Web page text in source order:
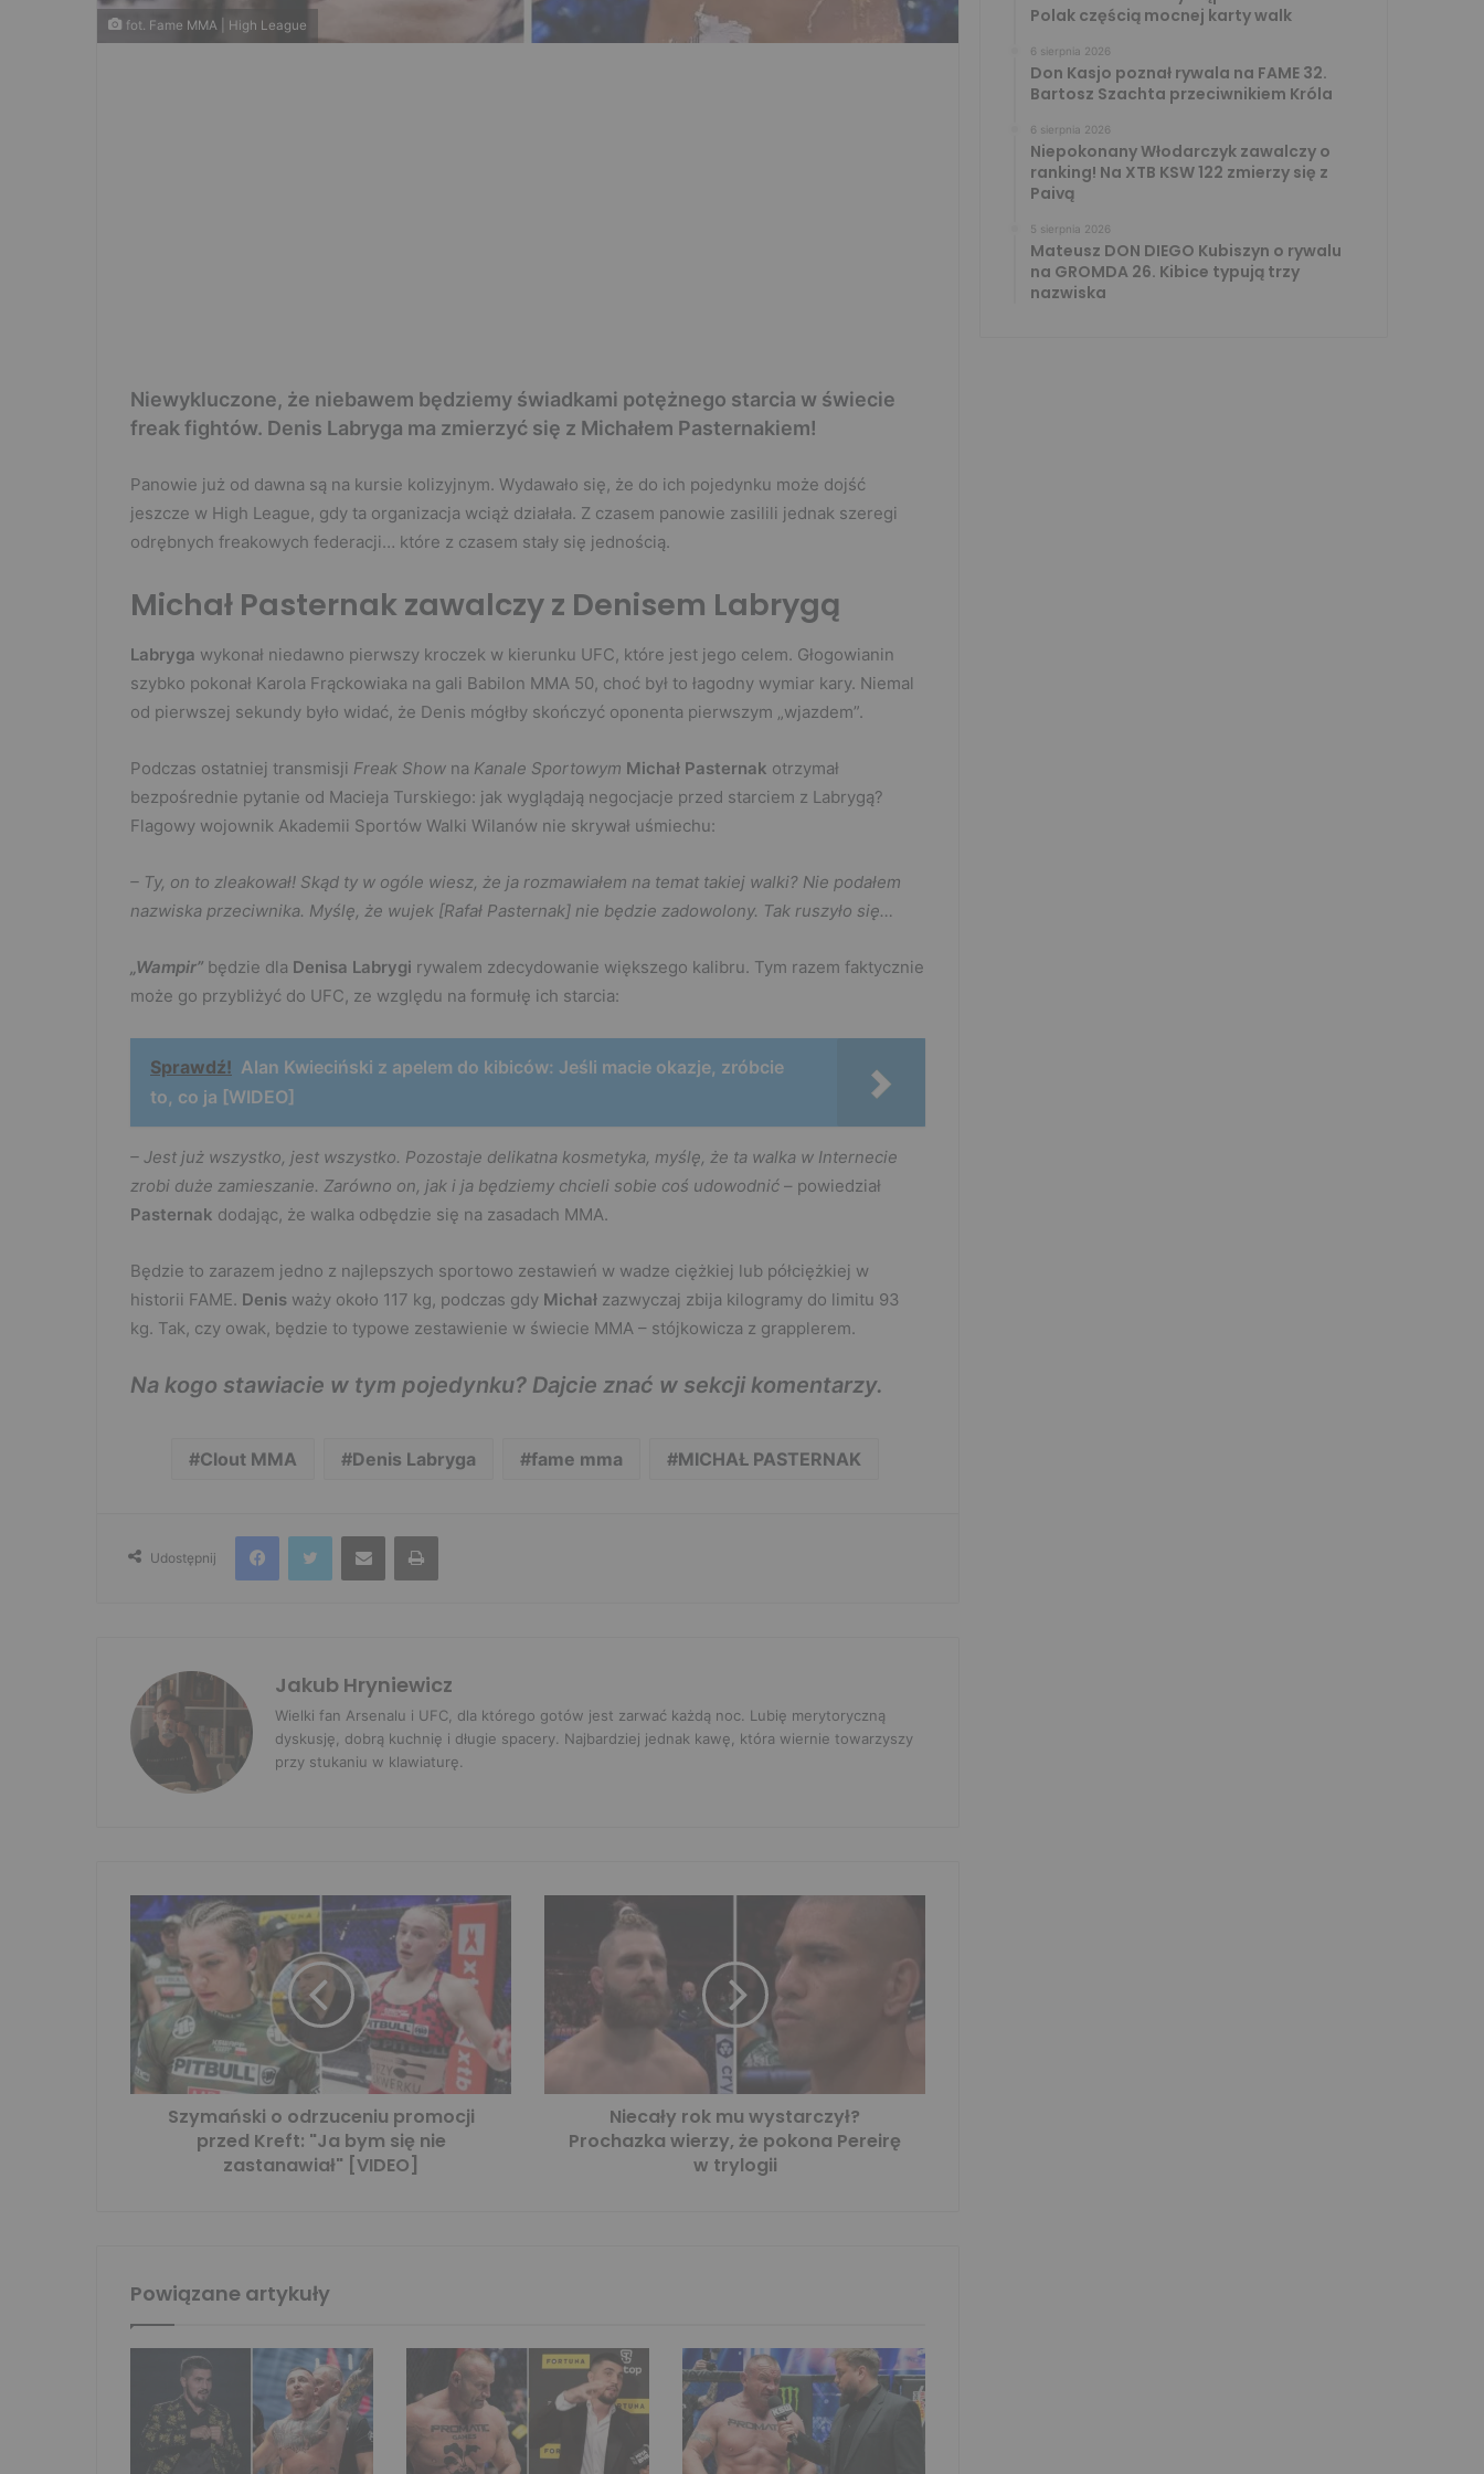
fot. Fame MMA | High League
Niewykluczone, że niebawem będziemy świadkami potężnego starcia w świecie
freak fightów. Denis Labryga ma zmierzyć się z Michałem Pasternakiem!
Panowie już od dawna są na kursie kolizyjnym. Wydawało się, że do ich pojedynku może dojść
jeszcze w High League, gdy ta organizacja wciąż działała. Z czasem panowie zasilili jednak szeregi
odrębnych freakowych federacji… które z czasem stały się jednością.
Michał Pasternak zawalczy z Denisem Labrygą
Labryga wykonał niedawno pierwszy kroczek w kierunku UFC, które jest jego celem. Głogowianin
szybko pokonał Karola Frąckowiaka na gali Babilon MMA 50, choć był to łagodny wymiar kary. Niemal
od pierwszej sekundy było widać, że Denis mógłby skończyć oponenta pierwszym „wjazdem”.
Podczas ostatniej transmisji Freak Show na Kanale Sportowym Michał Pasternak otrzymał
bezpośrednie pytanie od Macieja Turskiego: jak wyglądają negocjacje przed starciem z Labrygą?
Flagowy wojownik Akademii Sportów Walki Wilanów nie skrywał uśmiechu:
– Ty, on to zleakował! Skąd ty w ogóle wiesz, że ja rozmawiałem na temat takiej walki? Nie podałem
nazwiska przeciwnika. Myślę, że wujek [Rafał Pasternak] nie będzie zadowolony. Tak ruszyło się…
„Wampir” będzie dla Denisa Labrygi rywalem zdecydowanie większego kalibru. Tym razem faktycznie
może go przybliżyć do UFC, ze względu na formułę ich starcia:
Sprawdź! Alan Kwieciński z apelem do kibiców: Jeśli macie okazje, zróbcie
to, co ja [WIDEO]
– Jest już wszystko, jest wszystko. Pozostaje delikatna kosmetyka, myślę, że ta walka w Internecie
zrobi duże zamieszanie. Zarówno on, jak i ja będziemy chcieli sobie coś udowodnić – powiedział
Pasternak dodając, że walka odbędzie się na zasadach MMA.
Będzie to zarazem jedno z najlepszych sportowo zestawień w wadze ciężkiej lub półciężkiej w
historii FAME. Denis waży około 117 kg, podczas gdy Michał zazwyczaj zbija kilogramy do limitu 93
kg. Tak, czy owak, będzie to typowe zestawienie w świecie MMA – stójkowicza z grapplerem.
Na kogo stawiacie w tym pojedynku? Dajcie znać w sekcji komentarzy.
Clout MMA Denis Labryga fame mma MICHAŁ PASTERNAK
Udostępnij
FacebookTwitter Udostępnij przez e-mail Drukuj
Jakub Hryniewicz
Wielki fan Arsenalu i UFC, dla którego gotów jest zarwać każdą noc. Lubię merytoryczną
dyskusję, dobrą kuchnię i długie spacery. Najbardziej jednak kawę, która wiernie towarzyszy
przy stukaniu w klawiaturę.
Szymański o odrzuceniu promocji
przed Kreft: "Ja bym się nie
zastanawiał" [VIDEO]
Niecały rok mu wystarczył?
Prochazka wierzy, że pokona Pereirę
w trylogii
Powiązane artykuły
Polak częścią mocnej karty walk
6 sierpnia 2026
Don Kasjo poznał rywala na FAME 32.
Bartosz Szachta przeciwnikiem Króla
6 sierpnia 2026
Niepokonany Włodarczyk zawalczy o
ranking! Na XTB KSW 122 zmierzy się z
Paivą
5 sierpnia 2026
Mateusz DON DIEGO Kubiszyn o rywalu
na GROMDA 26. Kibice typują trzy
nazwiska